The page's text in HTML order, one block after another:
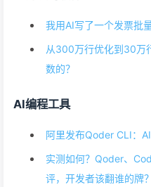
我用AI写了一个发票批
从300万行优化到30万
数的？
AI编程工具
阿里发布Qoder CLI：
实测如何？Qoder、
评，开发者该翻谁的牌？